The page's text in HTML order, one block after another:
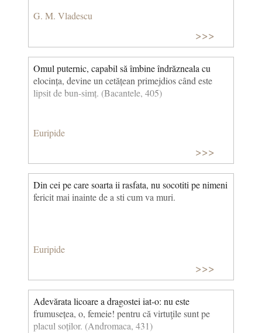
G. M. Vladescu
>>>
Omul puternic, capabil să îmbine îndrăzneala cu
elocința, devine un cetățean primejdios când este
lipsit de bun-simț. (Bacantele, 405)
Euripide
>>>
Din cei pe care soarta ii rasfata, nu socotiti pe nimeni
fe­ricit mai inainte de a sti cum va muri.
Euripide
>>>
Adevărata licoare a dragostei iat-o: nu este
frumusețea, o, femeie! pentru că virtuţile sunt pe
placul soților. (Andromaca, 431)